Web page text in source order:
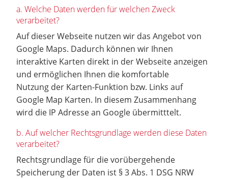
a. Welche Daten werden für welchen Zweck
verarbeitet?
Auf dieser Webseite nutzen wir das Angebot von
Google Maps. Dadurch können wir Ihnen
interaktive Karten direkt in der Webseite anzeigen
und ermöglichen Ihnen die komfortable
Nutzung der Karten-Funktion bzw. Links auf
Google Map Karten. In diesem Zusammenhang
wird die IP Adresse an Google übermitttelt.
b. Auf welcher Rechtsgrundlage werden diese Daten
verarbeitet?
Rechtsgrundlage für die vorübergehende
Speicherung der Daten ist § 3 Abs. 1 DSG NRW